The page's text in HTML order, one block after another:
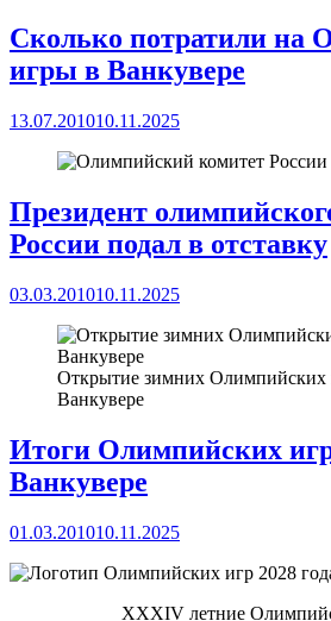
Сколько потратили на
игры в Ванкувере
13.07.201010.11.2025
Президент
России подал в отставку
03.03.201010.11.2025
Открытие зимних Олимпийских
Ванкувере
Итоги Олимпийских игр
Ванкувере
01.03.201010.11.2025
XXXIV летние